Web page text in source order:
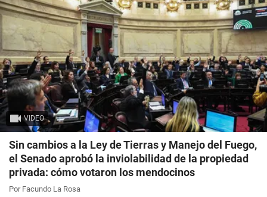
VIDEO
Sin cambios a la Ley de Tierras y Manejo del Fuego,
el Senado aprobó la inviolabilidad de la propiedad
privada: cómo votaron los mendocinos
Por Facundo La Rosa